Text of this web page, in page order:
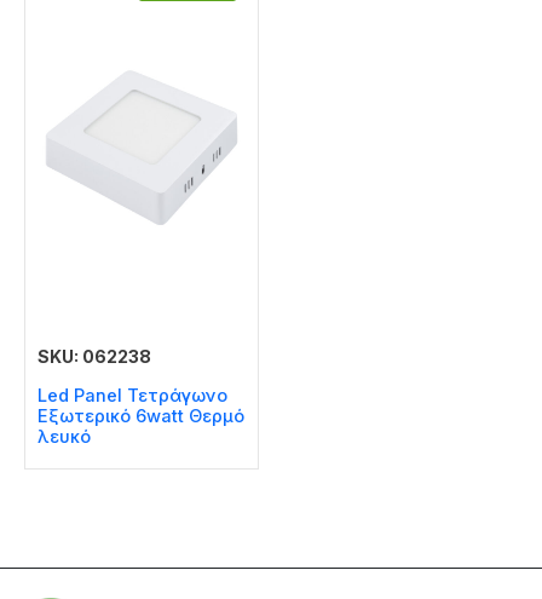
SKU: 062238
Led Panel Τετράγωνο
Εξωτερικό 6watt Θερμό
λευκό